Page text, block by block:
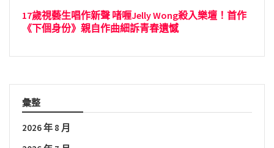
17歲視藝生唱作新聲 啫喱Jelly Wong殺入樂壇！首作
《下個身份》親自作曲細訴青春遺憾
彙整
2026 年 8 月